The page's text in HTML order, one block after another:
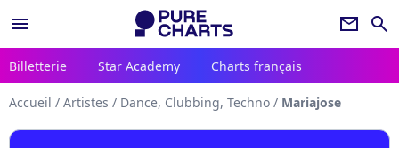
menu newsletter search
Billetterie Star Academy Charts français
Accueil / Artistes / Dance, Clubbing, Techno / Mariajose